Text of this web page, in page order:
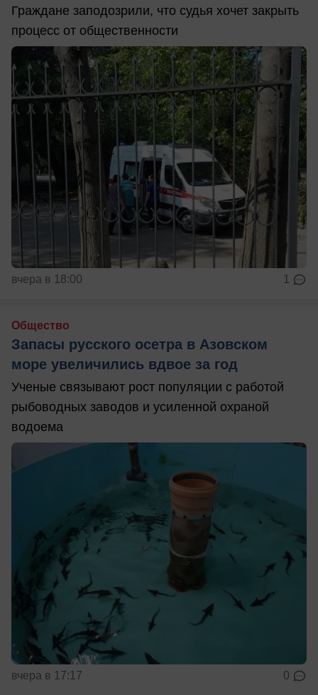
Граждане заподозрили, что судья хочет закрыть
процесс от общественности
вчера в 18:00 1
Общество
Запасы русского осетра в Азовском
море увеличились вдвое за год
Ученые связывают рост популяции с работой
рыбоводных заводов и усиленной охраной
водоема
вчера в 17:17 0